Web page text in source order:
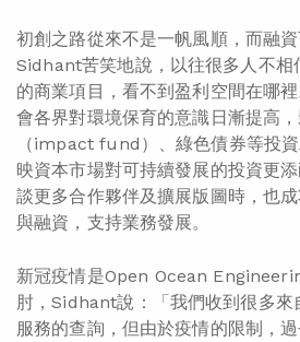
初創之路從來不是一帆風順，而融資
Sidhant苦笑地說，以往很多人不相
的商業項目，看不到盈利空間在哪
會各界對環境保育的意識日漸提高
（impact fund）、綠色債券等投
映資本市場對可持續發展的投資更
談更多合作夥伴及擴展版圖時，也
與融資，支持業務發展。
新冠疫情是Open Ocean
肘，Sidhant說：「我們收到很多來
服務的查詢，但由於疫情的限制，